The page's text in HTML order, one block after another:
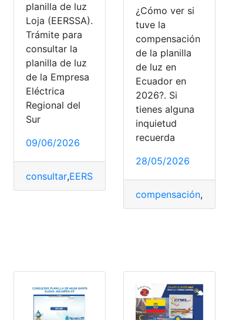
planilla de luz
Loja (EERSSA).
Trámite para
consultar la
planilla de luz
de la Empresa
Eléctrica
Regional del
Sur
09/06/2026
consultar,EERSSA
¿Cómo ver si
tuve la
compensación
de la planilla
de luz en
Ecuador en
2026?. Si
tienes alguna
inquietud
recuerda
28/05/2026
compensación,